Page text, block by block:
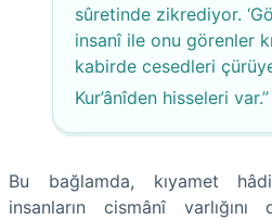
sûretinde zikrediyor.
insanî ile onu görenler
kabirde cesedleri
Kur’ânîden hisseleri var.”
Bu bağlamda, kıyamet
insanların cismânî